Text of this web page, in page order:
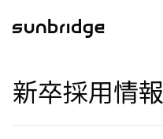
会社を知る
新卒採用情報